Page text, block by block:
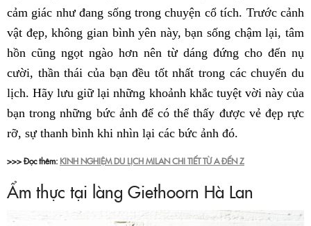
cảm giác như đang sống trong chuyện cổ tích. Trước cảnh
vật đẹp, không gian bình yên này, bạn sống chậm lại, tâm
hồn cũng ngọt ngào hơn nên từ dáng đứng cho đến nụ
cười, thần thái của bạn đều tốt nhất trong các chuyến du
lịch. Hãy lưu giữ lại những khoảnh khắc tuyệt vời này của
bạn trong những bức ảnh để có thể thấy được vẻ đẹp rực
rỡ, sự thanh bình khi nhìn lại các bức ảnh đó.
>>> Đọc thêm: KINH NGHIỆM DU LỊCH MILAN CHI TIẾT TỪ A ĐẾN Z
Ẩm thực tại làng Giethoorn Hà Lan